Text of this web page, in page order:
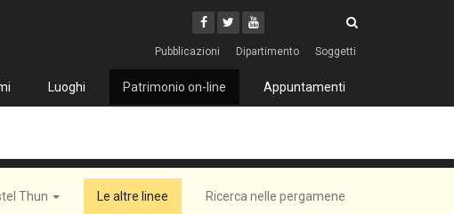
Facebook
Twitter
Youtube
Pubblicazioni Dipartimento Soggetti
Luoghi Patrimonio on-line Appuntamenti
Thun Le altre linee Ricerca nelle pergamene